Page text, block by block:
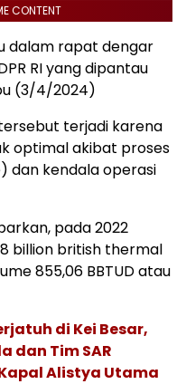
CONTENT
dalam rapat dengar
RI yang dipantau
(3/4/2024)
terjadi karena
optimal akibat proses
dan kendala operasi
pada 2022
billion british thermal
855,06 BBTUD atau
di Kei Besar,
dan Tim SAR
Alistya Utama